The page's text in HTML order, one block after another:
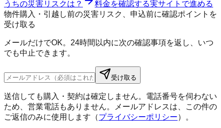
うちの災害リスクは？
料金を確認する実サイトで進める
物件購入・引越し前の災害リスク、申込前に確認ポイントを
受け取る
メールだけでOK。24時間以内に次の確認事項を返し、いつ
でも中止できます。
受け取る
送信しても購入・契約は確定しません。電話番号を伺わない
ため、営業電話もありません。メールアドレスは、この件の
ご返信のみに使用します（プライバシーポリシー）。